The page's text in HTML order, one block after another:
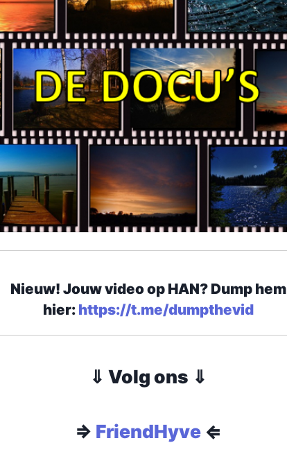
Nieuw! Jouw video op HAN? Dump hem
hier: https://t.me/dumpthevid
⇓ Volg ons ⇓
⇒ FriendHyve⇐